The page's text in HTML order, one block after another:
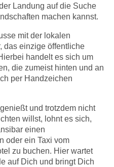
Landung auf die Suche
machen kannst.
mit der lokalen
das einzige öffentliche
handelt es sich um
die zumeist hinten und an
per Handzeichen
und trotzdem nicht
willst, lohnt es sich,
einen
oder ein Taxi vom
zu buchen. Hier wartet
auf Dich und bringt Dich